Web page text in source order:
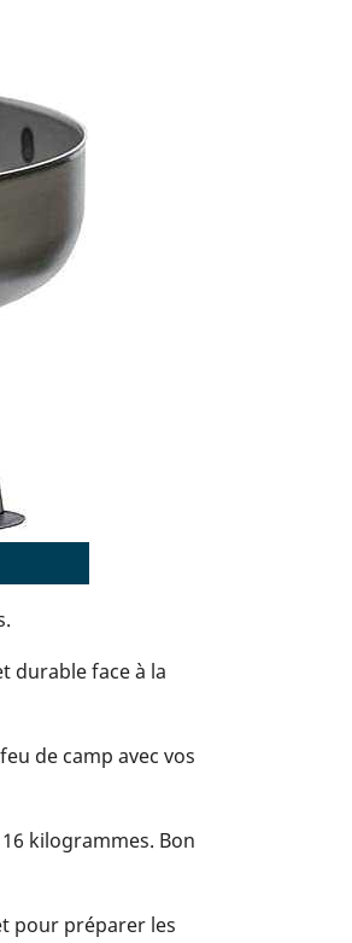
durable face à la
de camp avec vos
kilogrammes. Bon
pour préparer les